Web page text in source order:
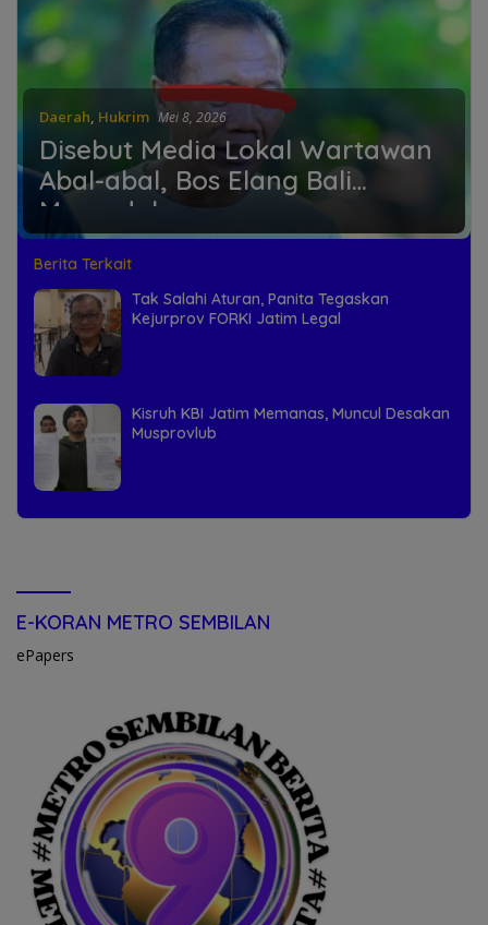
Daerah Hukrim Mei 8, 2026
Disebut Media Lokal Wartawan
Abal-abal, Bos Elang Bali
Merendah
Berita Terkait
Tak Salahi Aturan, Panita Tegaskan
Kejurprov FORKI Jatim Legal
Kisruh KBI Jatim Memanas, Muncul Desakan
Musprovlub
E-KORAN METRO SEMBILAN
ePapers